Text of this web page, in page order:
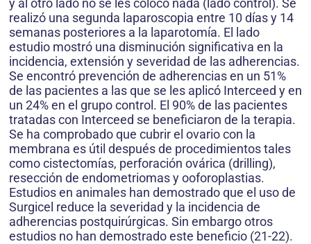
y al otro lado no se les colocó nada (lado control). Se
realizó una segunda laparoscopia entre 10 días y 14
semanas posteriores a la laparotomía. El lado
estudio mostró una disminución significativa en la
incidencia, extensión y severidad de las adherencias.
Se encontró prevención de adherencias en un 51%
de las pacientes a las que se les aplicó Interceed y en
un 24% en el grupo control. El 90% de las pacientes
tratadas con Interceed se beneficiaron de la terapia.
Se ha comprobado que cubrir el ovario con la
membrana es útil después de procedimientos tales
como cistectomías, perforación ovárica (drilling),
resección de endometriomas y ooforoplastias.
Estudios en animales han demostrado que el uso de
Surgicel reduce la severidad y la incidencia de
adherencias postquirúrgicas. Sin embargo otros
estudios no han demostrado este beneficio (21-22).